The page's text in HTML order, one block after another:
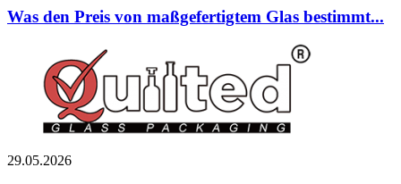
Was den Preis von maßgefertigtem Glas bestimmt...
29.05.2026